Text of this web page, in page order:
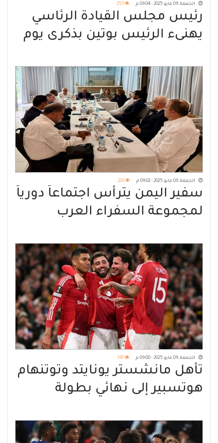
الجمعة, 09 مايو 2025 - 09:04 م 257
رئيس مجلس القيادة الرئاسي
يهنىء الرئيس بوتين بذكرى يوم
الجمعة, 09 مايو 2025 - 09:02 م 223
سفير اليمن يترأس اجتماعاً دورياً
لمجموعة السفراء العرب
الجمعة, 09 مايو 2025 - 09:00 م 397
تأهل مانشستر يونايتد وتوتنهام
هوتسبير إلى نهائي بطولة